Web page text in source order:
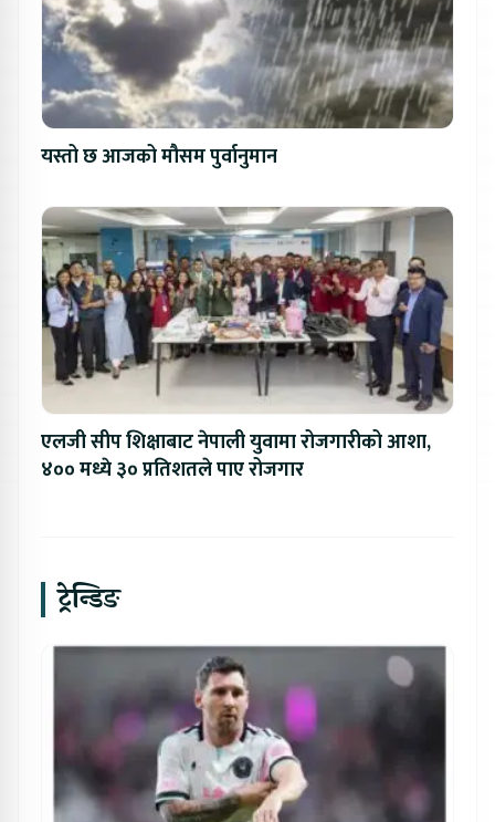
यस्तो छ आजको मौसम पुर्वानुमान
एलजी सीप शिक्षाबाट नेपाली युवामा रोजगारीको आशा,
४०० मध्ये ३० प्रतिशतले पाए रोजगार
ट्रेन्डिङ